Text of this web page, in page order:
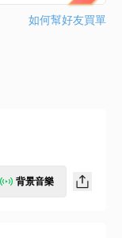
如何幫好友買單
背景音樂